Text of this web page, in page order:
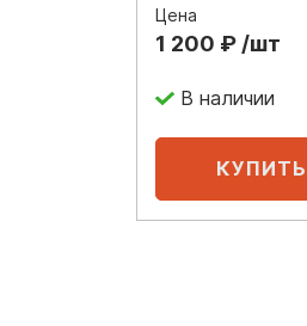
Цена
1 200 ₽ /шт
В наличии